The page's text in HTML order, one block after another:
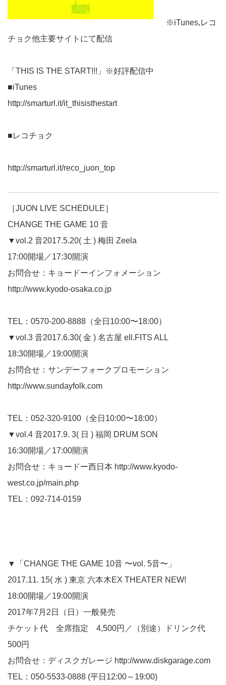
※iTunes,レコ
チョク他主要サイトにて配信
「THIS IS THE START!!!」※好評配信中
■iTunes
http://smarturl.it/it_thisisthestart
■レコチョク
http://smarturl.it/reco_juon_top
［JUON LIVE SCHEDULE］
CHANGE THE GAME 10 音
▼vol.2 音2017.5.20( 土 ) 梅田 Zeela
17:00開場／17:30開演
お問合せ：キョードーインフォメーション
http://www.kyodo-osaka.co.jp
TEL：0570-200-8888（全日10:00〜18:00）
▼vol.3 音2017.6.30( 金 ) 名古屋 ell.FITS ALL
18:30開場／19:00開演
お問合せ：サンデーフォークプロモーション
http://www.sundayfolk.com
TEL：052-320-9100（全日10:00〜18:00）
▼vol.4 音2017.9. 3( 日 ) 福岡 DRUM SON
16:30開場／17:00開演
お問合せ：キョードー西日本 http://www.kyodo-
west.co.jp/main.php
TEL：092-714-0159
▼「CHANGE THE GAME 10音 〜vol. 5音〜」
2017.11. 15( 水 ) 東京 六本木EX THEATER NEW!
18:00開場／19:00開演
2017年7月2日（日）一般発売
チケット代 全席指定 4,500円／（別途）ドリンク代
500円
お問合せ：ディスクガレージ http://www.diskgarage.com
TEL：050-5533-0888 (平日12:00～19:00)